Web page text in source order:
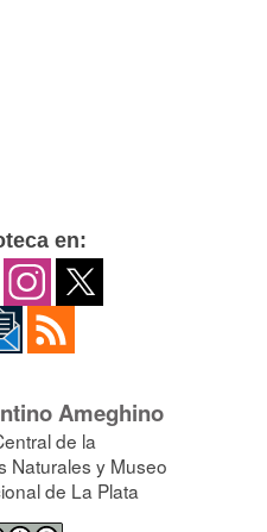
en:
Ameghino
de la
Naturales y Museo
de La Plata